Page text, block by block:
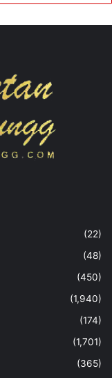
(22)
(48)
(450)
(1,940)
(174)
(1,701)
(365)